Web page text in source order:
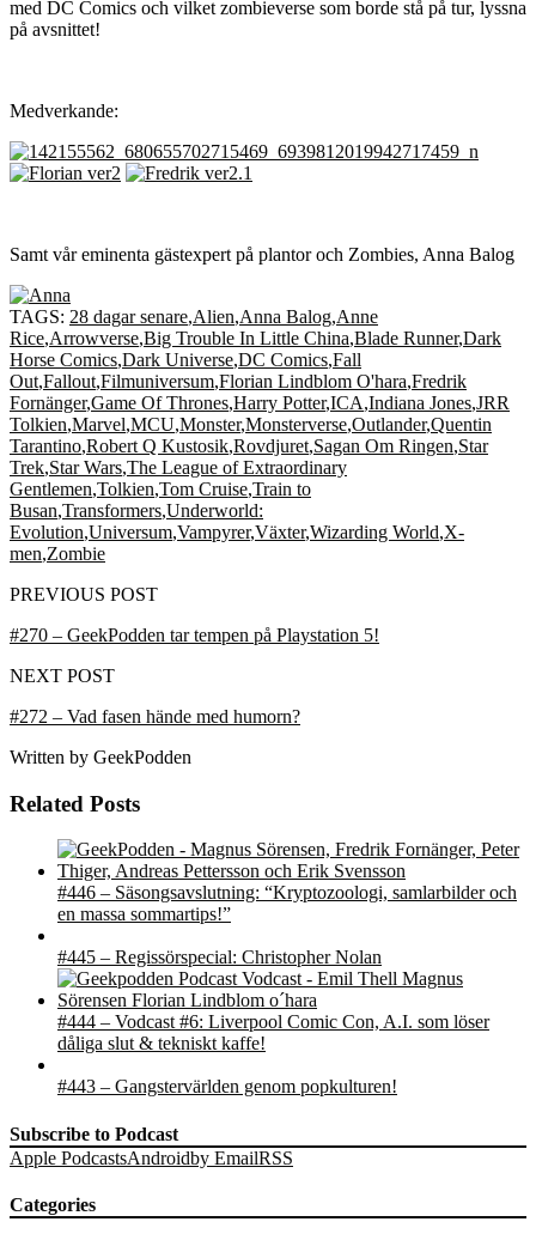
med DC Comics och vilket zombieverse som borde stå på tur, lyssna
på avsnittet!
Medverkande:
Samt vår eminenta gästexpert på plantor och Zombies, Anna Balog
TAGS: 28 dagar senare,Alien,Anna Balog,Anne
Rice,Arrowverse,Big Trouble In Little China,Blade Runner,Dark
Horse Comics,Dark Universe,DC Comics,Fall
Out,Fallout,Filmuniversum,Florian Lindblom O'hara,Fredrik
Fornänger,Game Of Thrones,Harry Potter,ICA,Indiana Jones,JRR
Tolkien,Marvel,MCU,Monster,Monsterverse,Outlander,Quentin
Tarantino,Robert Q Kustosik,Rovdjuret,Sagan Om Ringen,Star
Trek,Star Wars,The League of Extraordinary
Gentlemen,Tolkien,Tom Cruise,Train to
Busan,Transformers,Underworld:
Evolution,Universum,Vampyrer,Växter,Wizarding World,X-
men,Zombie
PREVIOUS POST
#270 – GeekPodden tar tempen på Playstation 5!
NEXT POST
#272 – Vad fasen hände med humorn?
Written by GeekPodden
Related Posts
#446 – Säsongsavslutning: “Kryptozoologi, samlarbilder och
en massa sommartips!”
#445 – Regissörspecial: Christopher Nolan
#444 – Vodcast #6: Liverpool Comic Con, A.I. som löser
dåliga slut & tekniskt kaffe!
#443 – Gangstervärlden genom popkulturen!
Subscribe to Podcast
Apple PodcastsAndroidby EmailRSS
Categories